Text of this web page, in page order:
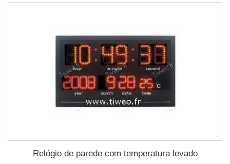
Relógio de parede com temperatura levado